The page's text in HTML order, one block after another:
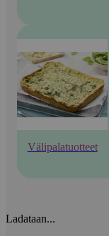
Välipalatuotteet
Ladataan...